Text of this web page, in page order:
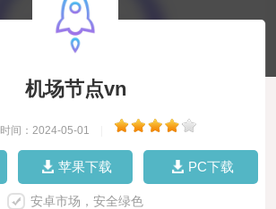
机场节点vn
时间：2024-05-01
苹果下载 PC下载
安卓市场，安全绿色